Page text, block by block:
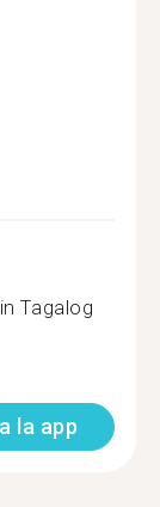
Tagalog
la app